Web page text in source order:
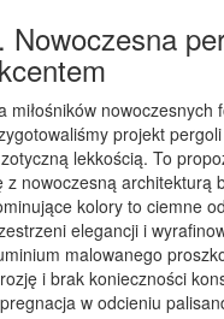
Nowoczesna
miłośników
projekt
lekkością. To
z nowoczesną architekturą
kolory to ciemne
elegancji i
malowanego
i brak konieczności
w odcieniu